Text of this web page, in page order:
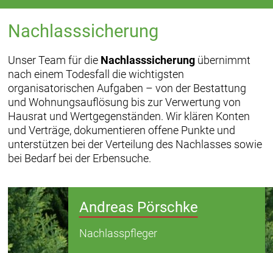
Nachlasssicherung
Unser Team für die Nachlasssicherungübernimmt
nach einem Todesfall die wichtigsten
organisatorischen Aufgaben – von der Bestattung
und Wohnungsauflösung bis zur Verwertung von
Hausrat und Wertgegenständen. Wir klären Konten
und Verträge, dokumentieren offene Punkte und
unterstützen bei der Verteilung des Nachlasses sowie
bei Bedarf bei der Erbensuche.
Andreas Pörschke
Nachlasspfleger